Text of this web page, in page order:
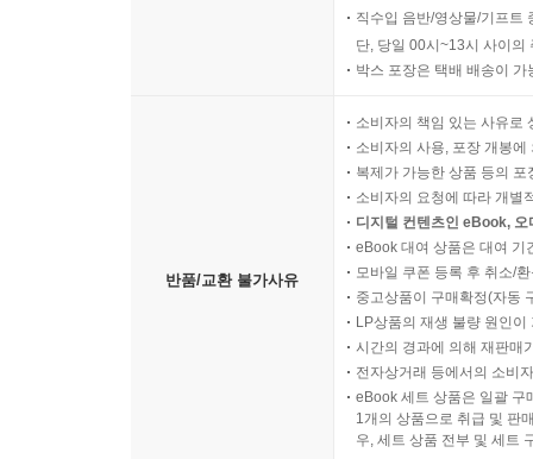
직수입 음반/영상물/기프트
단, 당일 00시~13시 사이의
박스 포장은 택배 배송이
반품/교환 불가사유
소비자의 책임 있는 사유로
소비자의 사용, 포장 개봉
복제가 가능한 상품 등의
소비자의 요청에 따라 개별
디지털 컨텐츠인 eBook,
eBook 대여 상품은 대여 기
모바일 쿠폰 등록 후 취소/
중고상품이 구매확정(자동
LP상품의 재생 불량 원인
시간의 경과에 의해 재판매
전자상거래 등에서의 소비
eBook 세트 상품은 일괄 구
1개의 상품으로 취급 및 판
우, 세트 상품 전부 및 세트